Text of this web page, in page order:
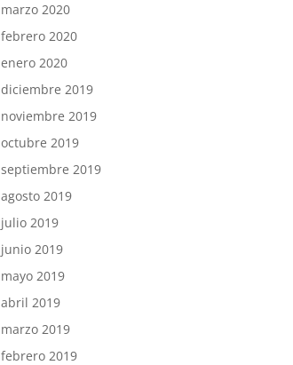
marzo 2020
febrero 2020
enero 2020
diciembre 2019
noviembre 2019
octubre 2019
septiembre 2019
agosto 2019
julio 2019
junio 2019
mayo 2019
abril 2019
marzo 2019
febrero 2019